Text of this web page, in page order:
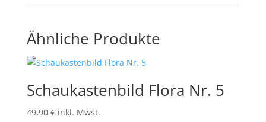
Ähnliche Produkte
Schaukastenbild Flora Nr. 5
49,90 € inkl. Mwst.